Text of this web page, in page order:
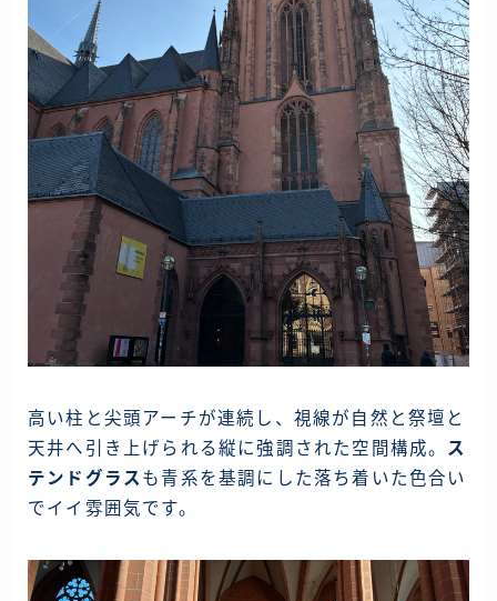
高い柱と尖頭アーチが連続し、視線が自然と祭壇と
天井へ引き上げられる縦に強調された空間構成。 ス
テンドグラス も青系を基調にした落ち着いた色合い
でイイ雰囲気です。